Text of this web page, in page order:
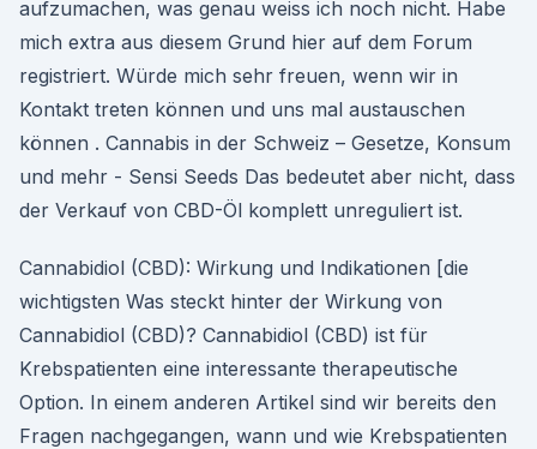
aufzumachen, was genau weiss ich noch nicht. Habe
mich extra aus diesem Grund hier auf dem Forum
registriert. Würde mich sehr freuen, wenn wir in
Kontakt treten können und uns mal austauschen
können . Cannabis in der Schweiz – Gesetze, Konsum
und mehr - Sensi Seeds Das bedeutet aber nicht, dass
der Verkauf von CBD-Öl komplett unreguliert ist.
Cannabidiol (CBD): Wirkung und Indikationen [die
wichtigsten Was steckt hinter der Wirkung von
Cannabidiol (CBD)? Cannabidiol (CBD) ist für
Krebspatienten eine interessante therapeutische
Option. In einem anderen Artikel sind wir bereits den
Fragen nachgegangen, wann und wie Krebspatienten